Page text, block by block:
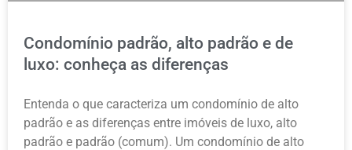
Condomínio padrão, alto padrão e de
luxo: conheça as diferenças
Entenda o que caracteriza um condomínio de alto
padrão e as diferenças entre imóveis de luxo, alto
padrão e padrão (comum). Um condomínio de alto